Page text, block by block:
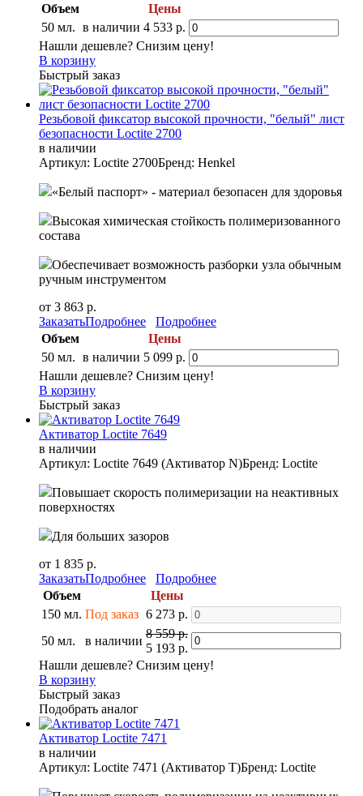
Объем
Цены
50 мл. в наличии 4 533 р.
Нашли дешевле? Снизим цену!
В корзину
Быстрый заказ
Резьбовой фиксатор высокой прочности, "белый" лист
безопасности Loctite 2700
в наличии
Артикул: Loctite 2700Бренд: Henkel
«Белый паспорт» - материал безопасен для здоровья
Высокая химическая стойкость полимеризованного
состава
Обеспечивает возможность разборки узла обычным
ручным инструментом
от 3 863 р.
ЗаказатьПодробнее
Подробнее
Объем
Цены
50 мл. в наличии 5 099 р.
Нашли дешевле? Снизим цену!
В корзину
Быстрый заказ
Активатор Loctite 7649
в наличии
Артикул: Loctite 7649 (Активатор N)Бренд: Loctite
Повышает скорость полимеризации на неактивных
поверхностях
Для больших зазоров
от 1 835 р.
ЗаказатьПодробнее
Подробнее
Объем
Цены
150 мл. Под заказ 6 273 р.
50 мл.
в наличии
8 559 р.
5 193 р.
Нашли дешевле? Снизим цену!
В корзину
Быстрый заказ
Подобрать аналог
Активатор Loctite 7471
в наличии
Артикул: Loctite 7471 (Активатор T)Бренд: Loctite